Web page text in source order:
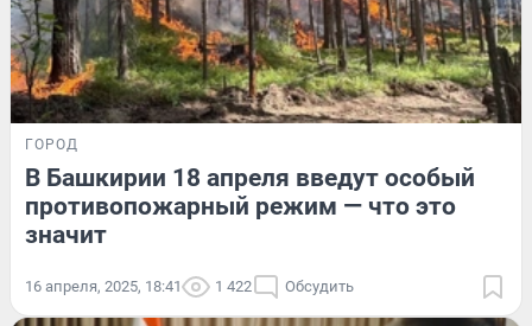
ГОРОД
В Башкирии 18 апреля введут особый
противопожарный режим — что это
значит
16 апреля, 2025, 18:41 1 422 Обсудить